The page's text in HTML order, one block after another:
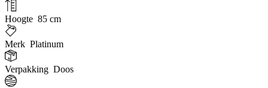
Hoogte 85 cm
Merk Platinum
Verpakking Doos